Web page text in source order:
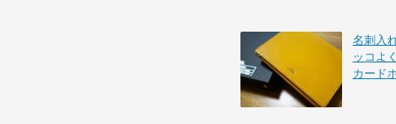
名刺入
ッコよ
カード